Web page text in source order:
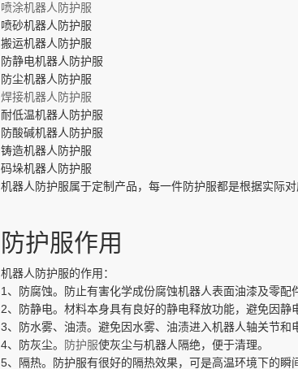
喷涂机器人防护服
喷砂机器人防护服
搬运机器人防护服
防静电机器人防护服
防尘机器人防护服
焊接机器人防护服
耐低温机器人防护服
防酸碱机器人防护服
铸造机器人防护服
码垛机器人防护服
机器人防护服属于定制产品，每一件防护服都是根据实际对
防护服作用
机器人防护服的作用：
1、防腐蚀。防止有害化学成份腐蚀机器人表面油漆及零配
2、防静电。材料本身具有良好的静电释放功能，避免因静
3、防水雾、油渍。避免因水雾、油渍进入机器人轴关节和
4、防灰尘。
防护服使灰尘与机器人隔绝，便于清理。
5、隔热。防护服有很好的隔热效果，可是高温环境下的瞬